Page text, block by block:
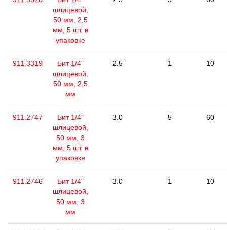
шлицевой,
50 мм, 2,5
мм, 5 шт. в
упаковке
911.3319
Бит 1/4"
шлицевой,
50 мм, 2,5
мм
2.5 1 10
911.2747
Бит 1/4"
шлицевой,
50 мм, 3
мм, 5 шт. в
упаковке
3.0 5 60
911.2746
Бит 1/4"
шлицевой,
50 мм, 3
мм
3.0 1 10